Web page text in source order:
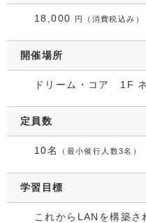
18,000 円（消費税込み）
開催場所
ドリーム・コア 1F
定員数
10名 （最小催行人数3名）
学習目標
これからLANを構築